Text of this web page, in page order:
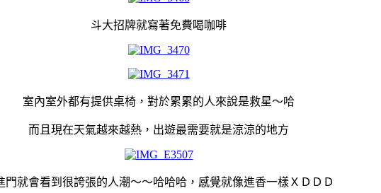
斗大招牌就寫著免費喝咖啡
室內室外都有提供桌椅，對於累累的人來說是救星～哈
而且現在天氣越來越熱，出遊最需要就是涼涼的地方
門就會看到很誇張的人潮～～哈哈哈，感覺就像進香一樣ＸＤＤＤ